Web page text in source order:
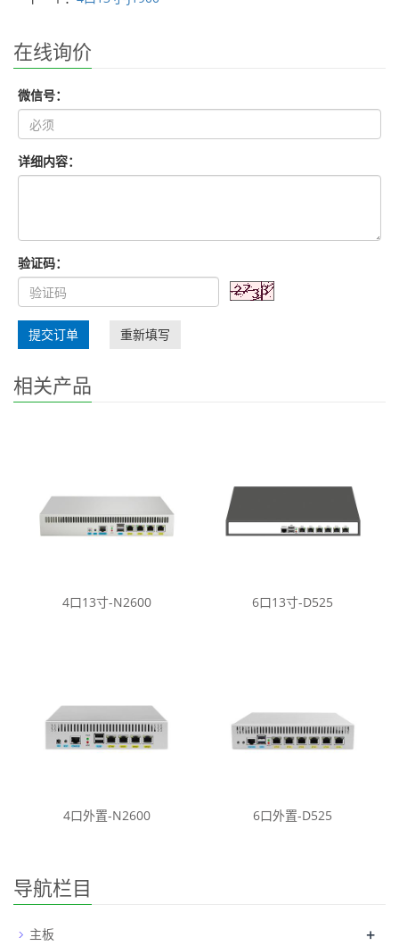
在线询价
微信号：
详细内容：
验证码：
提交订单 重新填写
相关产品
4口13寸-N2600 6口13寸-D525
4口外置-N2600 6口外置-D525
导航栏目
主板 +